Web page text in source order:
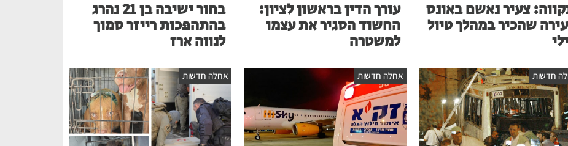
צעיר נאשם באונס
שהכיר במהלך טיול
עורך הדין בראשון לציון:
החשוד הסגיר את עצמו
למשטרה
בחור ישיבה בן 21 נהרג
בהתהפכות רייזר סמוך
לנווה ארז
חדשות אחלה חדשות אחלה חדשות